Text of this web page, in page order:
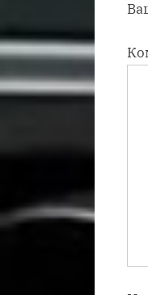
п
с